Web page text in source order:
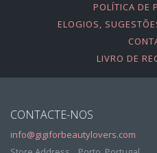
POLÍTICA DE
ELOGIOS,
LIVRO DE
CONTACTE-NOS
info@gigiforbeautylovers.com